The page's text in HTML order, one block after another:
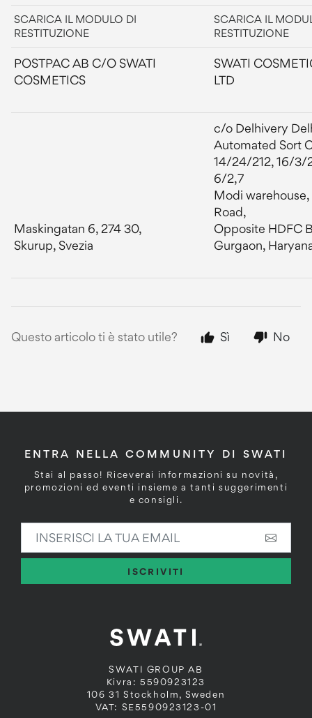
SCARICA IL MODULO DI
RESTITUZIONE
SCARICA IL
RESTITUZIONE
POSTPAC AB C/O SWATI
COSMETICS
SWATI
LTD
Maskingatan 6, 274 30,
Skurup, Svezia
c/o Delhivery
Automated Sort
14/24/212, 16/3/
6/2,7
Modi warehouse,
Road,
Opposite HDFC
Gurgaon,
Questo articolo ti è stato utile? Sì No
SWATI GROUP AB
Kivra: 5590923123
106 31 Stockholm, Sweden
VAT: SE5590923123-01
ENTRA NELLA COMMUNITY DI SWATI
Stai al passo! Riceverai informazioni su novità,
promozioni ed eventi insieme a tanti suggerimenti
e consigli.
ISCRIVITI